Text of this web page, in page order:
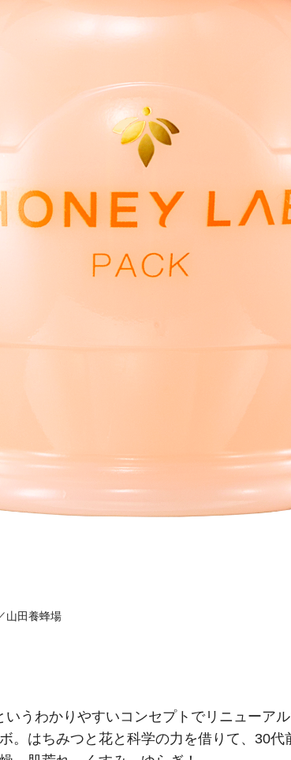
山田養蜂場
いうわかりやすいコンセプトでリニューア
。はちみつと花と科学の力を借りて、30代